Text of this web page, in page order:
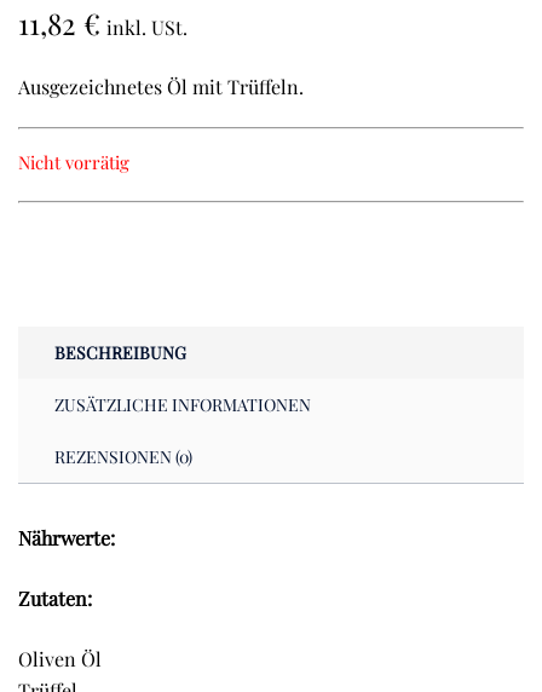
11,82 € inkl. USt.
Ausgezeichnetes Öl mit Trüffeln.
Nicht vorrätig
BESCHREIBUNG
ZUSÄTZLICHE INFORMATIONEN
REZENSIONEN (0)
Nährwerte:
Zutaten:
Oliven Öl